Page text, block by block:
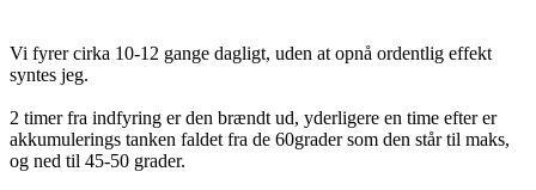
Vi fyrer cirka 10-12 gange dagligt, uden at opnå ordentlig effekt
syntes jeg.
2 timer fra indfyring er den brændt ud, yderligere en time efter er
akkumulerings tanken faldet fra de 60grader som den står til maks,
og ned til 45-50 grader.